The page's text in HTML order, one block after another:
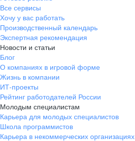
Все сервисы
Хочу у вас работать
Производственный календарь
Экспертная рекомендация
Новости и статьи
Блог
О компаниях в игровой форме
Жизнь в компании
ИТ-проекты
Рейтинг работодателей России
Молодым специалистам
Карьера для молодых специалистов
Школа программистов
Карьера в некоммерческих организациях